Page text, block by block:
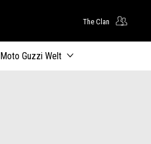
The Clan
Moto Guzzi Welt